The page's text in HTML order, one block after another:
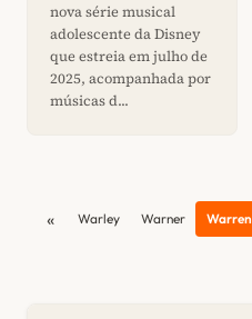
nova série musical
adolescente da Disney
que estreia em julho de
2025, acompanhada por
músicas d...
« Warley Warner Warren